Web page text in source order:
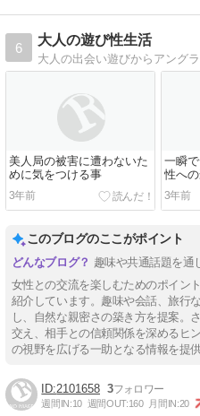
6
大人の遊び性生活
大人の出会い遊びからアング
美人局の被害に遭わないた
めに気をつける事
3年前
一瞬
性への
リフ
3年前
このブログのここがポイント
趣味や共通話題を通
女性との交流を楽しむためのポイン
紹介しています。趣味や会話、旅行
し、自然な親密さの築き方を提案。
交え、相手との信頼関係を深めるヒ
の視野を広げる一助となる情報を提
2101658 3
週間IN:10 週間OUT:160 月間IN:20